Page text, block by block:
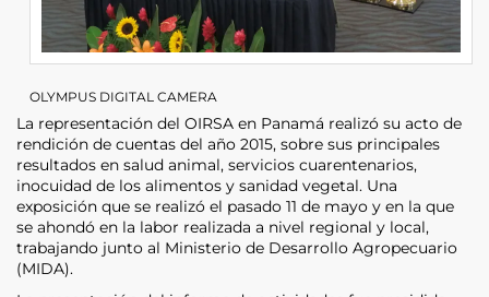
OLYMPUS DIGITAL CAMERA
La representación del OIRSA en Panamá realizó su acto de
rendición de cuentas del año 2015, sobre sus principales
resultados en salud animal, servicios cuarentenarios,
inocuidad de los alimentos y sanidad vegetal. Una
exposición que se realizó el pasado 11 de mayo y en la que
se ahondó en la labor realizada a nivel regional y local,
trabajando junto al Ministerio de Desarrollo Agropecuario
(MIDA).